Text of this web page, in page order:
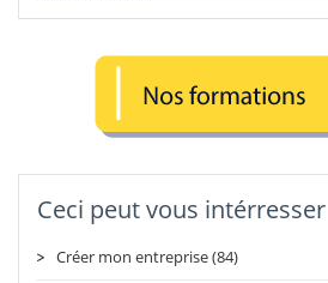
Ceci peut vous intérresser
Créer mon entreprise (84)